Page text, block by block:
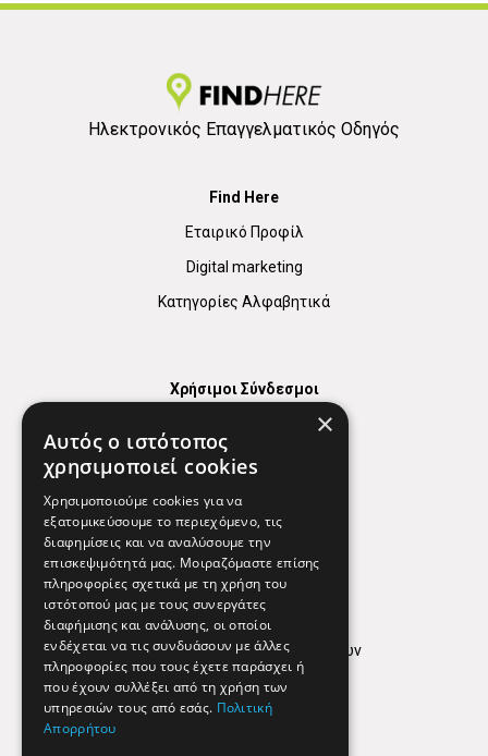
Ηλεκτρονικός Επαγγελματικός Οδηγός
Find Here
Εταιρικό Προφίλ
Digital marketing
Κατηγορίες Αλφαβητικά
Χρήσιμοι Σύνδεσμοι
Χρήσιμα Τηλέφωνα
Εφημερεύοντα Φαρμακεία
Απόρρητο
Όροι Χρήσης
Πολιτική προστασίας δεδομένων
Findhere
×
Αυτός ο ιστότοπος
χρησιμοποιεί cookies
Χρησιμοποιούμε cookies για να
εξατομικεύσουμε το περιεχόμενο, τις
διαφημίσεις και να αναλύσουμε την
επισκεψιμότητά μας. Μοιραζόμαστε επίσης
πληροφορίες σχετικά με τη χρήση του
ιστότοπού μας με τους συνεργάτες
διαφήμισης και ανάλυσης, οι οποίοι
ενδέχεται να τις συνδυάσουν με άλλες
πληροφορίες που τους έχετε παράσχει ή
που έχουν συλλέξει από τη χρήση των
υπηρεσιών τους από εσάς. Πολιτική
Απορρήτου